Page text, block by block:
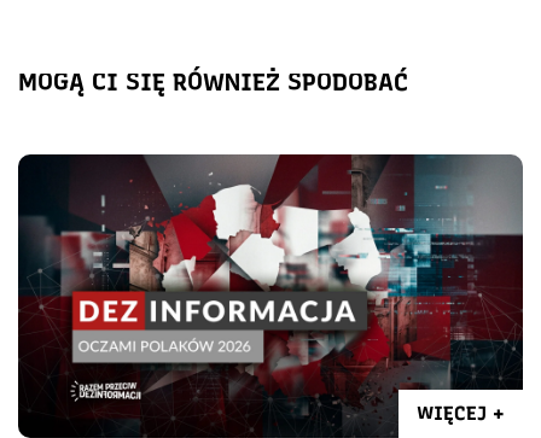
MOGĄ CI SIĘ RÓWNIEŻ SPODOBAĆ
WIĘCEJ +